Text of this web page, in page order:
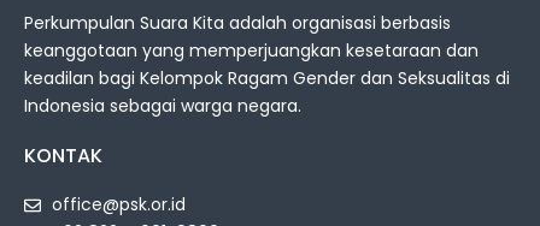
Perkumpulan Suara Kita adalah organisasi berbasis
keanggotaan yang memperjuangkan kesetaraan dan
keadilan bagi Kelompok Ragam Gender dan Seksualitas di
Indonesia sebagai warga negara.
KONTAK
office@psk.or.id